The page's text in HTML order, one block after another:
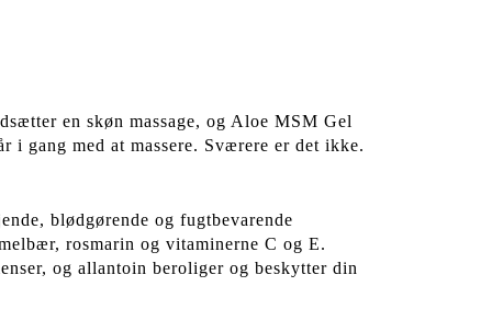
en skøn massage, og Aloe MSM Gel
gang med at massere. Sværere er det ikke.
blødgørende og fugtbevarende
rosmarin og vitaminerne C og E.
og allantoin beroliger og beskytter din